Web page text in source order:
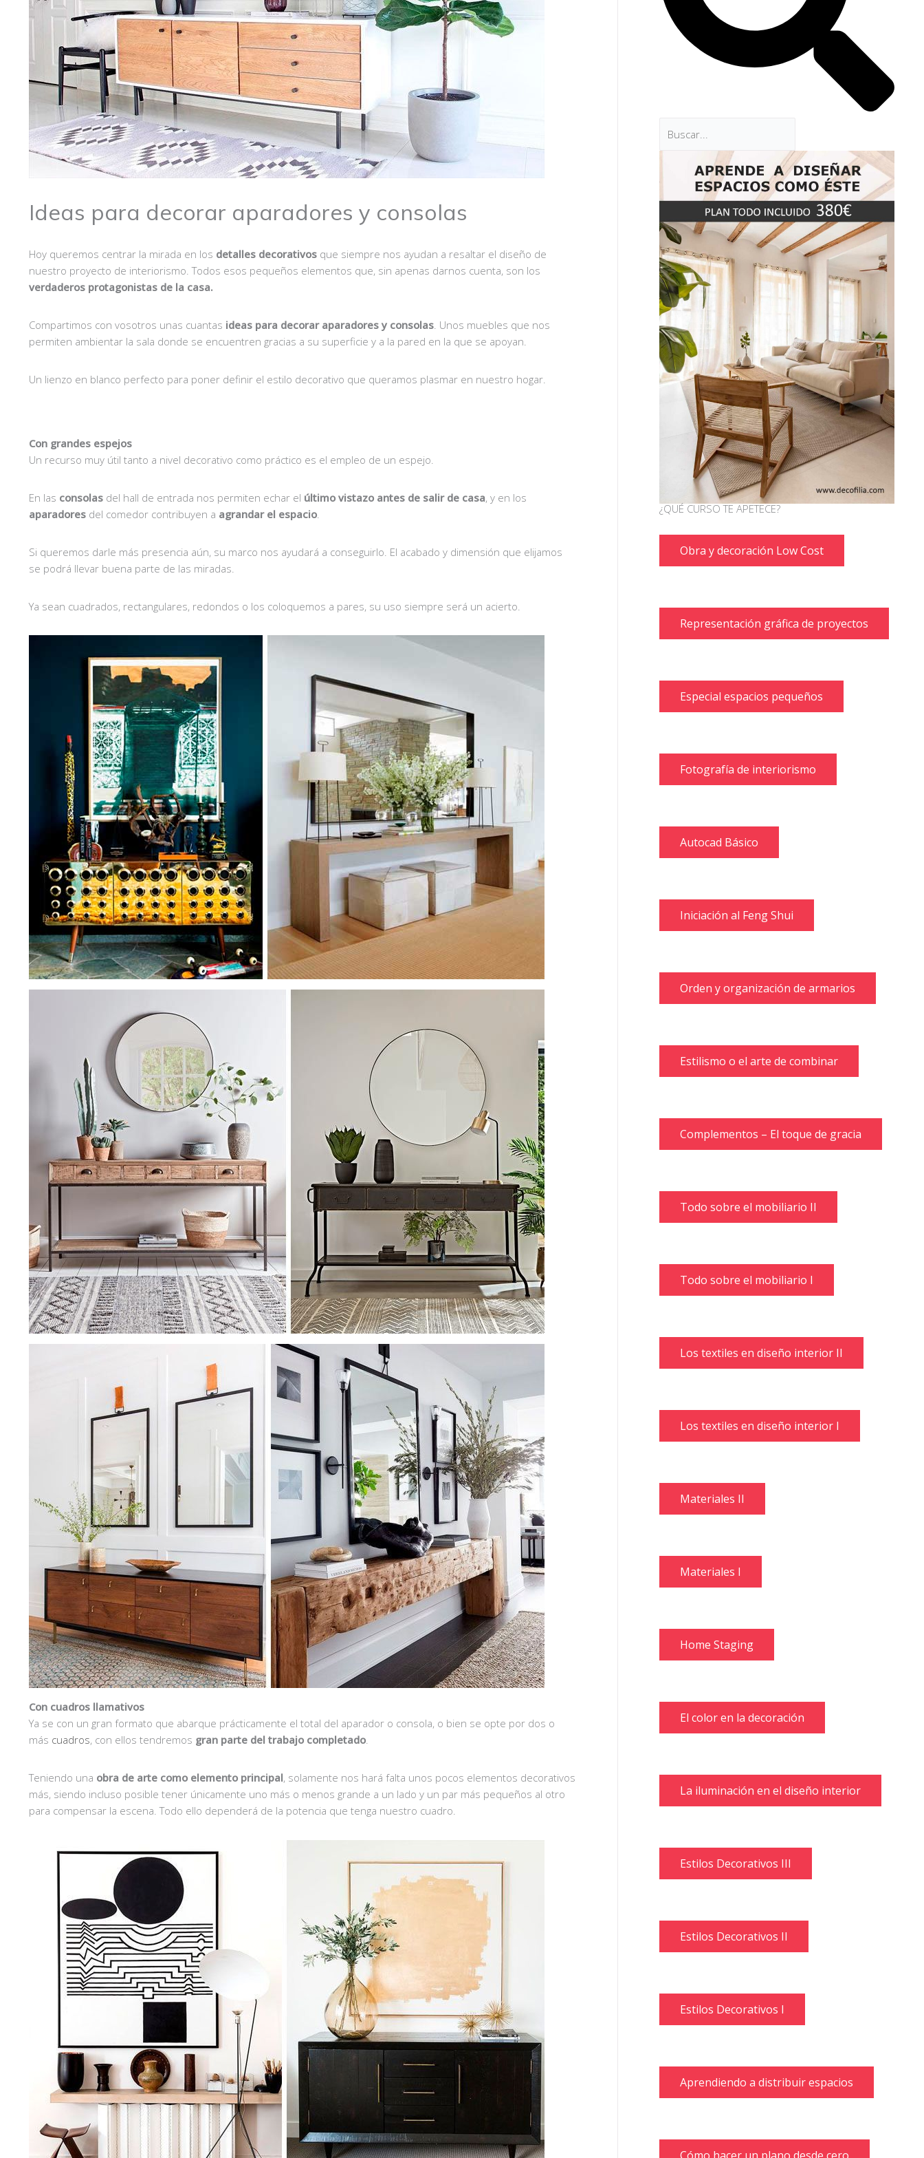
Ideas para decorar aparadores y consolas
Hoy queremos centrar la mirada en los detalles decorativos que siempre nos ayudan a resaltar el diseño de
nuestro proyecto de interiorismo. Todos esos pequeños elementos que, sin apenas darnos cuenta, son los
verdaderos protagonistas de la casa.
Compartimos con vosotros unas cuantas ideas para decorar aparadores y consolas . Unos muebles que nos
permiten ambientar la sala donde se encuentren gracias a su superficie y a la pared en la que se apoyan.
Un lienzo en blanco perfecto para poner definir el estilo decorativo que queramos plasmar en nuestro hogar.
Con grandes espejos
Un recurso muy útil tanto a nivel decorativo como práctico es el empleo de un espejo.
En las consolas del hall de entrada nos permiten echar el último vistazo antes de salir de casa, y en los
aparadores del comedor contribuyen a agrandar el espacio.
Si queremos darle más presencia aún, su marco nos ayudará a conseguirlo. El acabado y dimensión que elijamos
se podrá llevar buena parte de las miradas.
Ya sean cuadrados, rectangulares, redondos o los coloquemos a pares, su uso siempre será un acierto.
Con cuadros llamativos
Ya se con un gran formato que abarque prácticamente el total del aparador o consola, o bien se opte por dos o
más cuadros, con ellos tendremos gran parte del trabajo completado.
Teniendo una obra de arte como elemento principal, solamente nos hará falta unos pocos elementos decorativos
más, siendo incluso posible tener únicamente uno más o menos grande a un lado y un par más pequeños al otro
para compensar la escena. Todo ello dependerá de la potencia que tenga nuestro cuadro.
¿QUÉ CURSO TE APETECE?
Obra y decoración Low Cost
Representación gráfica de proyectos
Especial espacios pequeños
Fotografía de interiorismo
Autocad Básico
Iniciación al Feng Shui
Orden y organización de armarios
Estilismo o el arte de combinar
Complementos – El toque de gracia
Todo sobre el mobiliario II
Todo sobre el mobiliario I
Los textiles en diseño interior II
Los textiles en diseño interior I
Materiales II
Materiales I
Home Staging
El color en la decoración
La iluminación en el diseño interior
Estilos Decorativos III
Estilos Decorativos II
Estilos Decorativos I
Aprendiendo a distribuir espacios